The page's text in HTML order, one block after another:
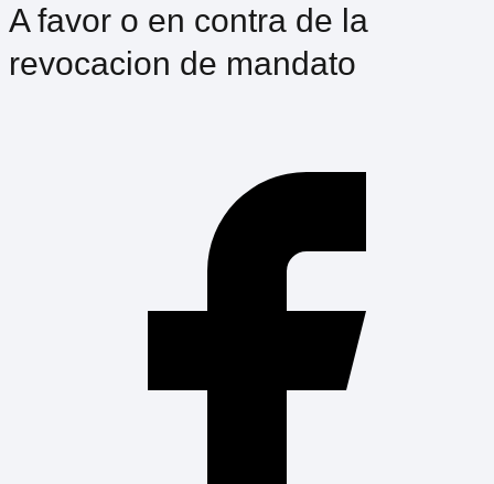
A favor o en contra de la
revocacion de mandato